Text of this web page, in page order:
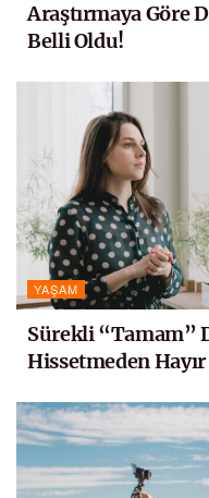
Araştırmaya Göre
Belli Oldu!
YAŞAM
Sürekli “Tamam”
Hissetmeden